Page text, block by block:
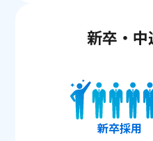
新卒・
新卒採用